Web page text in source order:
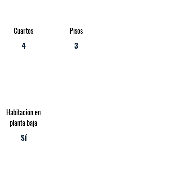
Cuartos
4
Habitación en
planta baja
Sí
Pisos
3